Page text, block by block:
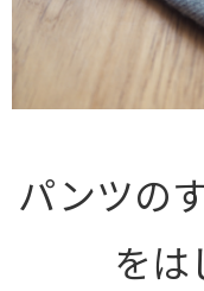
パンツの
をは